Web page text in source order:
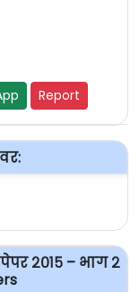
Report
२०१५ – भाग २